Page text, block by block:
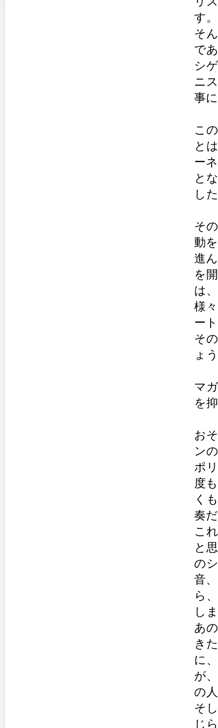
す。
そ
で
シ
ニ
事
こ
と
ー
と
し
そ
動
進
を
は
様
ー
そ
ょ
マ
を
お
ン
ポ
度
く
奏
こ
と
の
音
ら
し
あ
き
に
が
の
そ
じ